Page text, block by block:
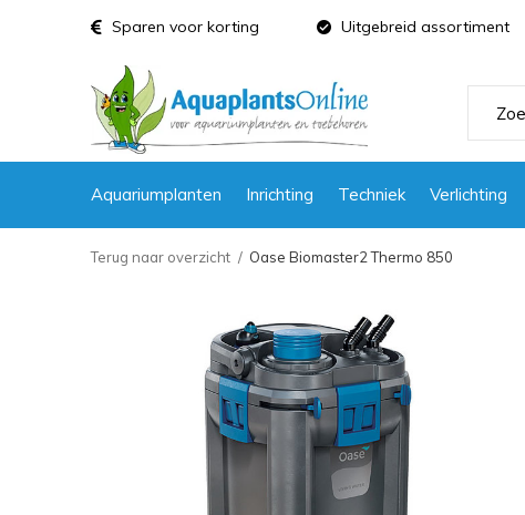
Aquariumplanten Inrichting Techniek Verlichting
Sparen voor korting Uitgebreid assortiment
Terug naar overzicht Oase Biomaster2 Thermo 850